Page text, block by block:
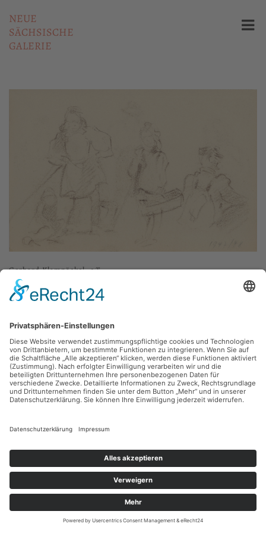
NEUE
SÄCHSISCHE
GALERIE
Gerhard Klampäckel,o.T.
1947, Kreide, Rötel, 21 x 14 cm, Inv.: B-08162
Sie haben Fragen?
Bitte schreiben Sie ansammlung@kunsthuette.de
Kontakt
Impressum
Facebook
Instagram